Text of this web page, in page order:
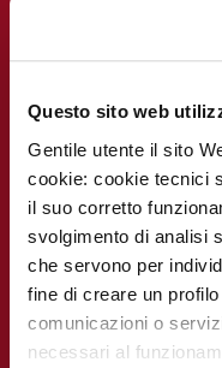
Questo sito web
Gentile utente il sito
cookie: cookie tecnici
il suo corretto
svolgimento di analisi
che servono per
fine di creare un
comunicazioni o
necessari al
del paziente
Codice Etico
viaggiare
Notizie dal
Monzino
Lavora